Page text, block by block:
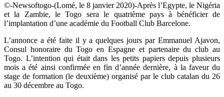
©-Newsoftogo-(Lomé, le 8 janvier 2020)-Après l’Egypte, le Nigéria
et la Zambie, le Togo sera le quatrième pays à bénéficier de
l’implantation d’une académie du Football Club Barcelone.
L’annonce a été faite il y a quelques jours par Emmanuel Ajavon,
Consul honoraire du Togo en Espagne et partenaire du club au
Togo. L’intention qui était dans les petits papiers depuis plusieurs
mois a été ainsi confirmée en fin d’année dernière, à la faveur du
stage de formation (le deuxième) organisé par le club catalan du 26
au 30 décembre au Togo.